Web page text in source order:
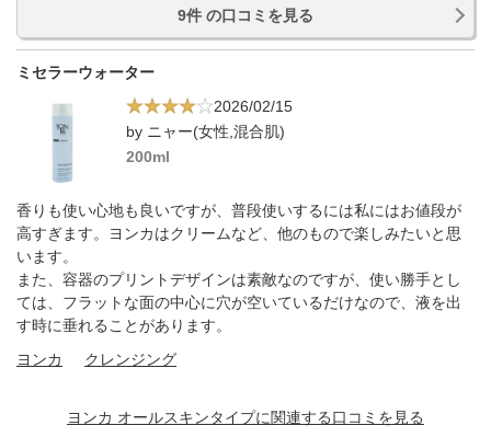
9件 の口コミを見る
ミセラーウォーター
2026/02/15
by ニャー(女性,混合肌)
200ml
香りも使い心地も良いですが、普段使いするには私にはお値段が
高すぎます。ヨンカはクリームなど、他のもので楽しみたいと思
います。
また、容器のプリントデザインは素敵なのですが、使い勝手とし
ては、フラットな面の中心に穴が空いているだけなので、液を出
す時に垂れることがあります。
ヨンカ
クレンジング
ヨンカ オールスキンタイプに関連する口コミを見る